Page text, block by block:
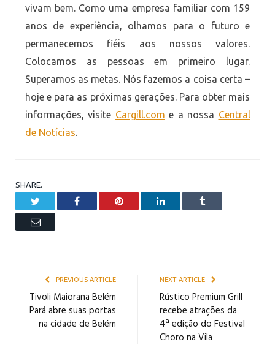
vivam bem. Como uma empresa familiar com 159
anos de experiência, olhamos para o futuro e
permanecemos fiéis aos nossos valores.
Colocamos as pessoas em primeiro lugar.
Superamos as metas. Nós fazemos a coisa certa –
hoje e para as próximas gerações. Para obter mais
informações, visite Cargill.com e a nossa Central
de Notícias.
SHARE.
Facebook Pinterest LinkedIn Tumblr
Email
PREVIOUS ARTICLE
Tivoli Maiorana Belém
Pará abre suas portas
na cidade de Belém
NEXT ARTICLE
Rústico Premium Grill
recebe atrações da
4ª edição do Festival
Choro na Vila